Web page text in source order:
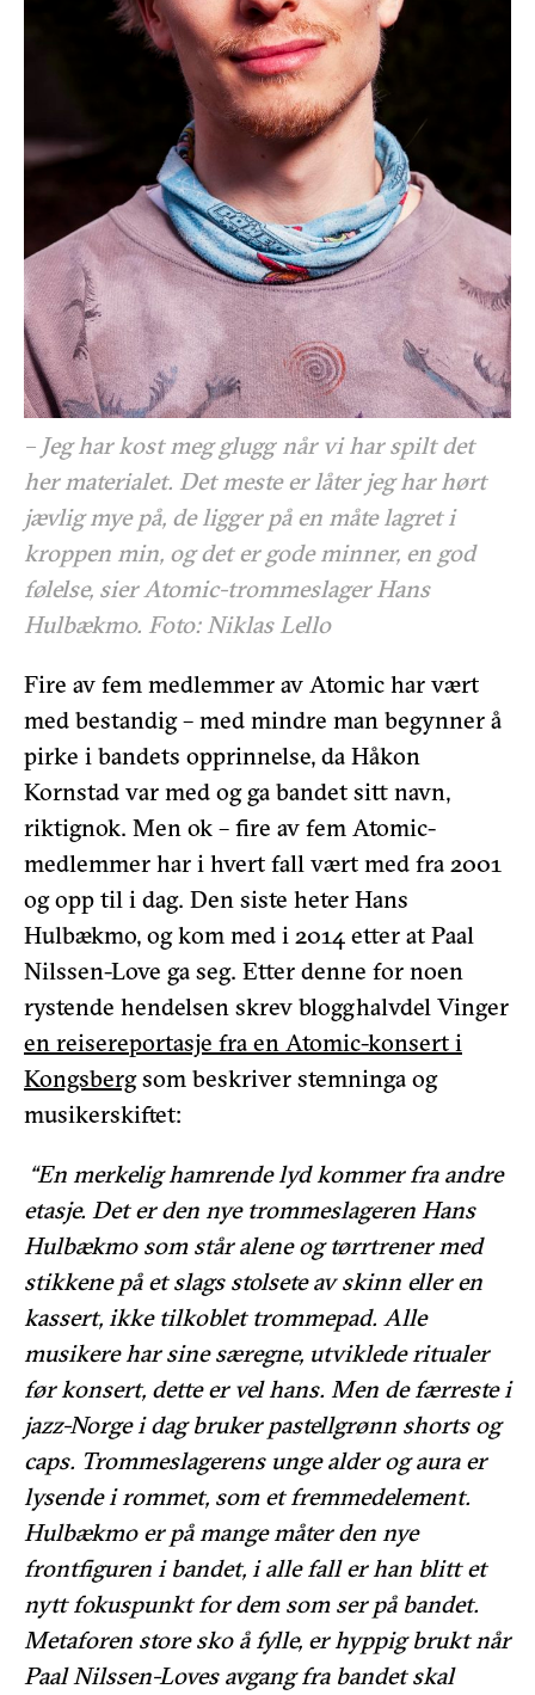
– Jeg har kost meg glugg når vi har spilt det
her materialet. Det meste er låter jeg har hørt
jævlig mye på, de ligger på en måte lagret i
kroppen min, og det er gode minner, en god
følelse, sier Atomic-trommeslager Hans
Hulbækmo. Foto: Niklas Lello
Fire av fem medlemmer av Atomic har vært
med bestandig – med mindre man begynner å
pirke i bandets opprinnelse, da Håkon
Kornstad var med og ga bandet sitt navn,
riktignok. Men ok – fire av fem Atomic-
medlemmer har i hvert fall vært med fra 2001
og opp til i dag. Den siste heter Hans
Hulbækmo, og kom med i 2014 etter at Paal
Nilssen-Love ga seg. Etter denne for noen
rystende hendelsen skrev blogghalvdel Vinger
en reisereportasje fra en Atomic-konsert i
Kongsbergsom beskriver stemninga og
musikerskiftet:
“En merkelig hamrende lyd kommer fra andre
etasje. Det er den nye trommeslageren Hans
Hulbækmo som står alene og tørrtrener med
stikkene på et slags stolsete av skinn eller en
kassert, ikke tilkoblet trommepad. Alle
musikere har sine særegne, utviklede ritualer
før konsert, dette er vel hans. Men de færreste i
jazz-Norge i dag bruker pastellgrønn shorts og
caps. Trommeslagerens unge alder og aura er
lysende i rommet, som et fremmedelement.
Hulbækmo er på mange måter den nye
frontfiguren i bandet, i alle fall er han blitt et
nytt fokuspunkt for dem som ser på bandet.
Metaforen store sko å fylle, er hyppig brukt når
Paal Nilssen-Loves avgang fra bandet skal